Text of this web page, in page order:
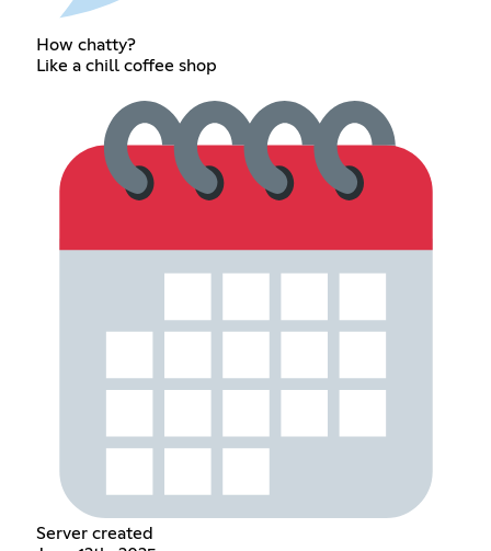
How chatty?
Like a chill coffee shop
Server created